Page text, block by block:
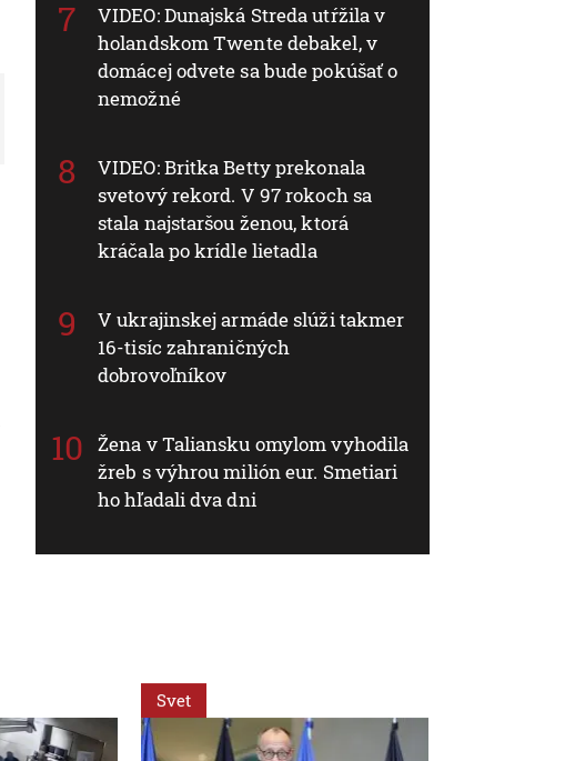
VIDEO: Dunajská Streda utŕžila v
holandskom Twente debakel, v
domácej odvete sa bude pokúšať o
nemožné
VIDEO: Britka Betty prekonala
svetový rekord. V 97 rokoch sa
stala najstaršou ženou, ktorá
kráčala po krídle lietadla
V ukrajinskej armáde slúži takmer
16-tisíc zahraničných
dobrovoľníkov
Žena v Taliansku omylom vyhodila
žreb s výhrou milión eur. Smetiari
ho hľadali dva dni
Svet